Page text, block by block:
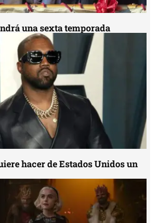
una sexta temporada
hacer de Estados Unidos un